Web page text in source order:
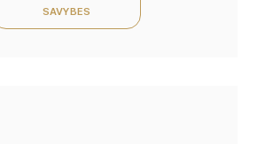
SAVYBES